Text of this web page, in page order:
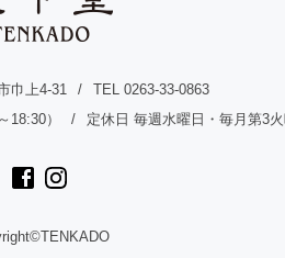
巾上4-31
TEL 0263-33-0863
18:30）
定休日 毎週水曜日・毎月第3